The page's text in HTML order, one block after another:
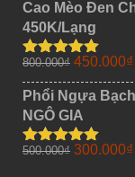
Cao Mèo Đen
450K/Lạng
Được xếp
hạng5.005
sao
800.000₫ Giá
gốc
là:
800.000₫.
450.000₫
Phổi Ngựa
NGÔ GIA
Được xếp
500.000₫ Giá
300.000₫